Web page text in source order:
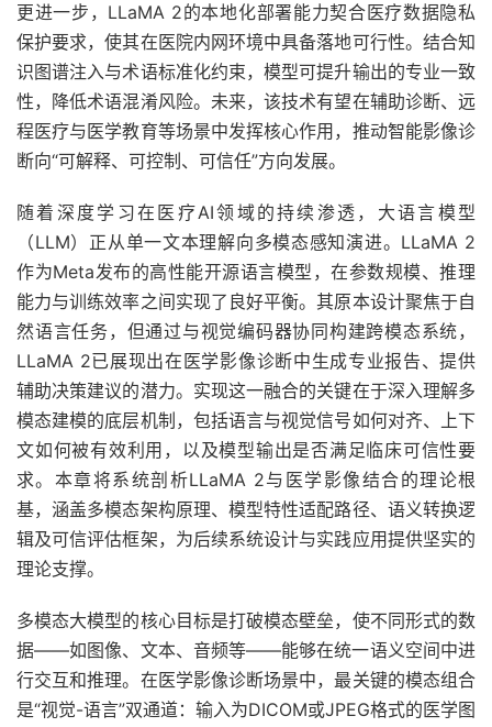
更进一步，LLaMA 2的本地化部署能力契合医疗数据隐私
保护要求，使其在医院内网环境中具备落地可行性。结合知
识图谱注入与术语标准化约束，模型可提升输出的专业一致
性，降低术语混淆风险。未来，该技术有望在辅助诊断、远
程医疗与医学教育等场景中发挥核心作用，推动智能影像诊
断向“可解释、可控制、可信任”方向发展。
随着深度学习在医疗AI领域的持续渗透，大语言模型
（LLM）正从单一文本理解向多模态感知演进。LLaMA 2
作为Meta发布的高性能开源语言模型，在参数规模、推理
能力与训练效率之间实现了良好平衡。其原本设计聚焦于自
然语言任务，但通过与视觉编码器协同构建跨模态系统，
LLaMA 2已展现出在医学影像诊断中生成专业报告、提供
辅助决策建议的潜力。实现这一融合的关键在于深入理解多
模态建模的底层机制，包括语言与视觉信号如何对齐、上下
文如何被有效利用，以及模型输出是否满足临床可信性要
求。本章将系统剖析LLaMA 2与医学影像结合的理论根
基，涵盖多模态架构原理、模型特性适配路径、语义转换逻
辑及可信评估框架，为后续系统设计与实践应用提供坚实的
理论支撑。
多模态大模型的核心目标是打破模态壁垒，使不同形式的数
据——如图像、文本、音频等——能够在统一语义空间中进
行交互和推理。在医学影像诊断场景中，最关键的模态组合
是“视觉-语言”双通道：输入为DICOM或JPEG格式的医学图